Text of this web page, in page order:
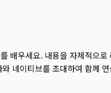
배우세요. 내용을 자체적으로
네이티브를 초대하여 함께